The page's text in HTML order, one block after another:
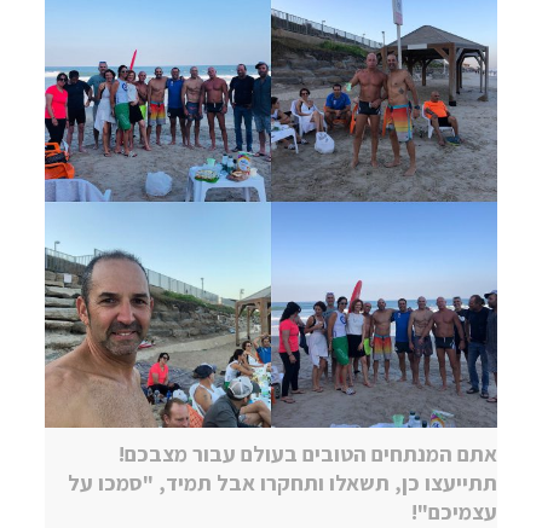
אתם המנתחים הטובים בעולם עבור מצבכם!
תתייעצו כן, תשאלו ותחקרו אבל תמיד, "סמכו על
עצמיכם"!